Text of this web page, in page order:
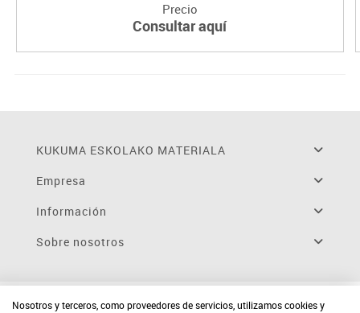
Precio
Consultar aquí
KUKUMA ESKOLAKO MATERIALA
Empresa
Información
Sobre nosotros
Nosotros y terceros, como proveedores de servicios, utilizamos cookies y